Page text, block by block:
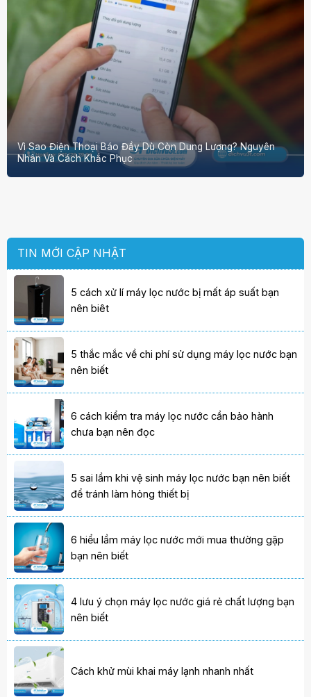
Vì Sao Điện Thoại Báo Đầy Dù Còn Dung Lượng? Nguyên
Nhân Và Cách Khắc Phục
TIN MỚI CẬP NHẬT
5 cách xử lí máy lọc nước bị mất áp suất bạn
nên biêt
5 thắc mắc về chi phí sử dụng máy lọc nước bạn
nên biết
6 cách kiểm tra máy lọc nước cần bảo hành
chưa bạn nên đọc
5 sai lầm khi vệ sinh máy lọc nước bạn nên biết
để tránh làm hỏng thiết bị
6 hiểu lầm máy lọc nước mới mua thường gặp
bạn nên biết
4 lưu ý chọn máy lọc nước giá rẻ chất lượng bạn
nên biết
Cách khử mùi khai máy lạnh nhanh nhất